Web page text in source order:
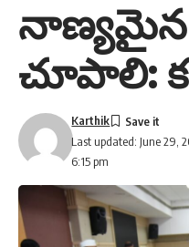
నాణ్యమైన
చూపాలి:
Last updated: June 29,
6:15 pm
Karthik